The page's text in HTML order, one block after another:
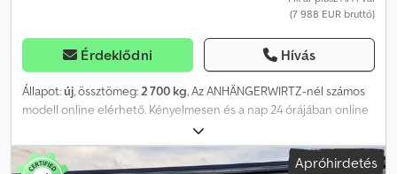
(7 988 EUR bruttó)
Érdeklődni Hívás
Állapot:új, össztömeg:2 700 kg, Az ANHÄNGERWIRTZ-nél számos
modell online elérhető. Kényelmesen és a nap 24 órájában online
vásárolhat a trailershop.de weboldalon. Lehetőség van a
személyes átvételre vagy a kiszállításra. Az online átvételi pont a
legjobb hely, ahol új utánfutót vásárolhat, erős, ismert márkák
Apróhirdetés